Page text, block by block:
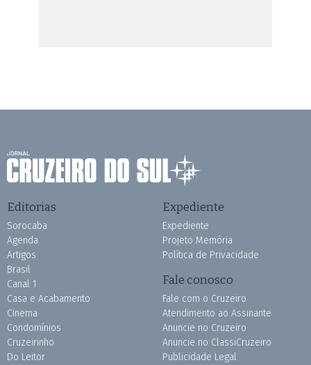
Editorias
Sorocaba
Agenda
Artigos
Brasil
Canal 1
Casa e Acabamento
Cinema
Condomínios
Cruzeirinho
Do Leitor
Expediente
Expediente
Projeto Memória
Política de Privacidade
Fale conosco
Fale com o Cruzeiro
Atendimento ao Assinante
Anuncie no Cruzeiro
Anuncie no ClassiCruzeiro
Publicidade Legal